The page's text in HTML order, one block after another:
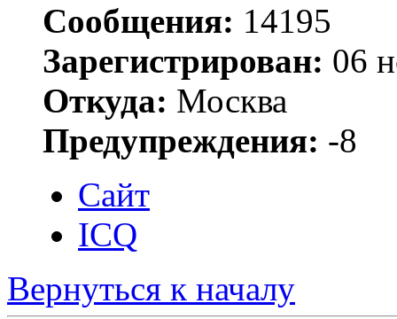
Сообщения: 14195
Зарегистрирован: 06
Откуда: Москва
Предупреждения: -8
Сайт
ICQ
Вернуться к началу